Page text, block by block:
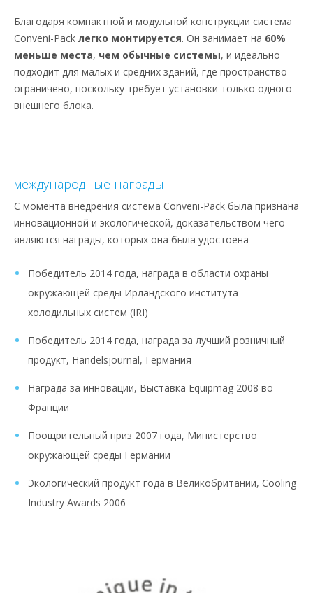
Благодаря компактной и модульной конструкции система
Conveni-Pack легко монтируется. Он занимает на 60%
меньше места, чем обычные системы, и идеально
подходит для малых и средних зданий, где пространство
ограничено, поскольку требует установки только одного
внешнего блока.
международные награды
С момента внедрения система Conveni-Pack была признана
инновационной и экологической, доказательством чего
являются награды, которых она была удостоена
Победитель 2014 года, награда в области охраны
окружающей среды Ирландского института
холодильных систем (IRI)
Победитель 2014 года, награда за лучший розничный
продукт, Handelsjournal, Германия
Награда за инновации, Выставка Equipmag 2008 во
Франции
Поощрительный приз 2007 года, Министерство
окружающей среды Германии
Экологический продукт года в Великобритании, Cooling
Industry Awards 2006